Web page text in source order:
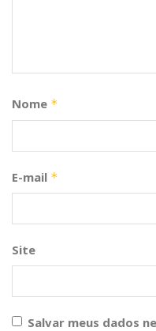
Nome *
E-mail *
Site
Salvar meus dados